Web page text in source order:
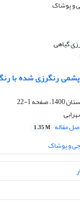
گیاهی
رنگرزی شده با
1-22
مقاله 1.35 M